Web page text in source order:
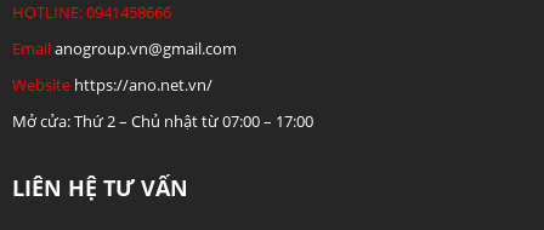
HOTLINE: 0941458666
Emailanogroup.vn@gmail.com
Website https://ano.net.vn/
Mở cửa: Thứ 2 – Chủ nhật từ 07:00 – 17:00
LIÊN HỆ TƯ VẤN